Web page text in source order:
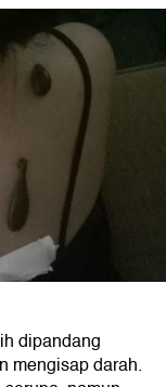
dipandang
mengisap darah.